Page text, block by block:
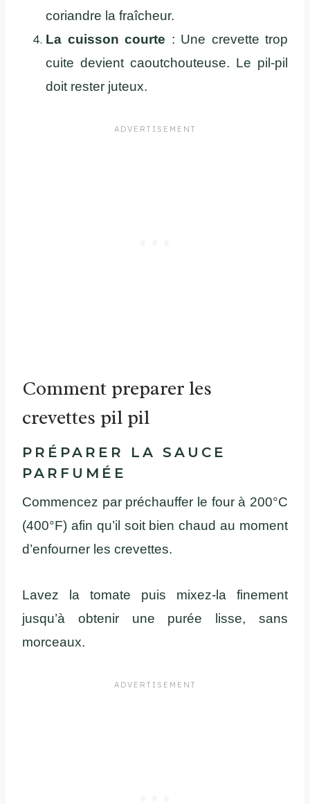
coriandre la fraîcheur.
La cuisson courte : Une crevette trop
cuite devient caoutchouteuse. Le pil-pil
doit rester juteux.
Comment preparer les
crevettes pil pil
PRÉPARER LA SAUCE
PARFUMÉE
Commencez par préchauffer le four à 200°C
(400°F) afin qu’il soit bien chaud au moment
d’enfourner les crevettes.
Lavez la tomate puis mixez-la finement
jusqu’à obtenir une purée lisse, sans
morceaux.